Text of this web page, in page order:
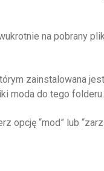
na pobrany
zainstalowana
moda do tego folderu.
opcję “mod” lub